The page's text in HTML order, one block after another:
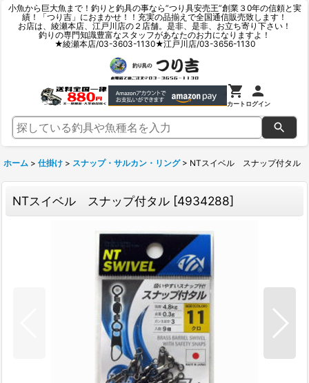
小魚から巨大魚まで！釣りと釣具の事なら”つり具安売王”創業３0年の信頼と実
績！「つり吉」におまかせ！！充実の品揃えで全国通信販売致します！
お店は、綾瀬本店、江戸川店の２店舗。是非、是非、お立ち寄り下さい！
釣りの専門知識豊富なスタッフがあなたのお力になりますよ！
★綾瀬本店/03-3603-1130★江戸川店/03-3656-1130
カートログイン
ホーム > 仕掛け > スナップ・サルカン・リング > NTスイベル スナップ付タル
NTスイベル スナップ付タル [4934288]